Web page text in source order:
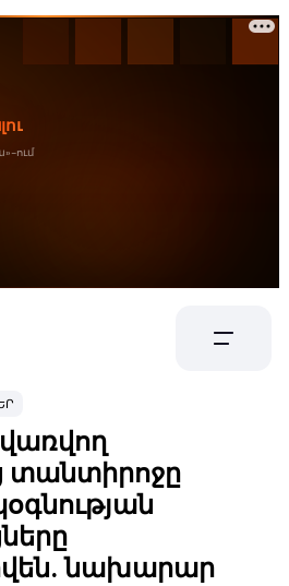
տանտիրոջը
նախարար